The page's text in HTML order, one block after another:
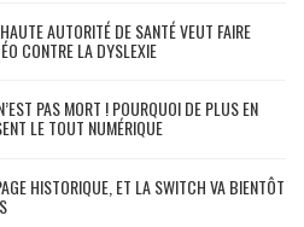
AUTORITÉ DE SANTÉ VEUT FAIRE
CONTRE LA DYSLEXIE
PAS MORT ! POURQUOI DE PLUS EN
LE TOUT NUMÉRIQUE
HISTORIQUE, ET LA SWITCH VA BIENTÔT